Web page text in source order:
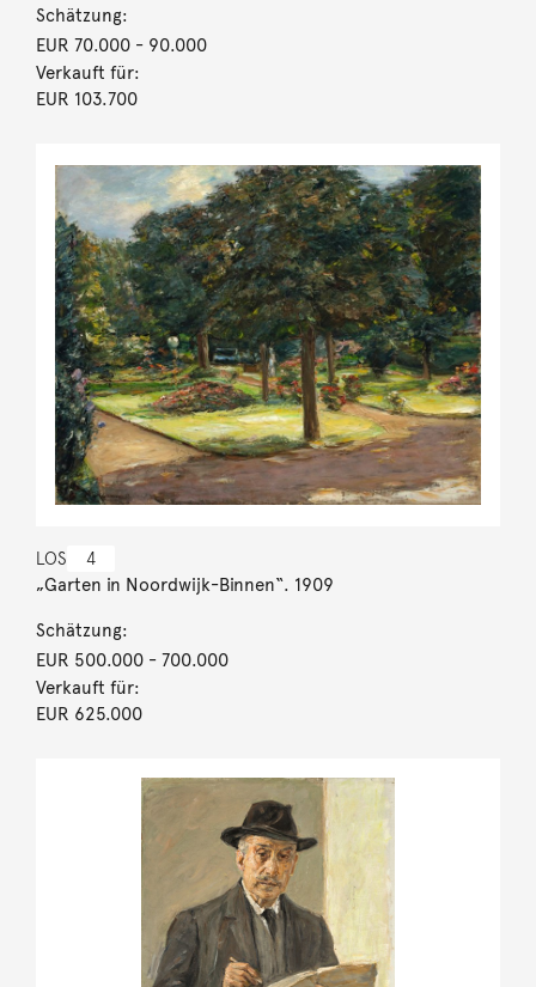
Schätzung:
EUR 70.000- 90.000
Verkauft für:
EUR 103.700
LOS 4
„Garten in Noordwijk-Binnen“. 1909
Schätzung:
EUR 500.000- 700.000
Verkauft für:
EUR 625.000